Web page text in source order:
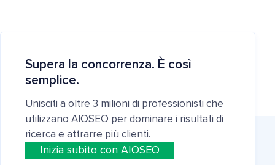
Supera la concorrenza. È così
semplice.
Unisciti a oltre 3 milioni di professionisti che
utilizzano AIOSEO per dominare i risultati di
ricerca e attrarre più clienti.
Inizia subito con AIOSEO